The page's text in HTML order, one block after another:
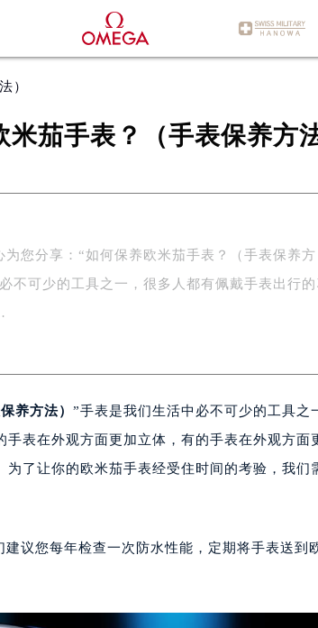
）
米茄手表？（手表保养方
分享：“如何保养欧米茄手表？（手表保养方
不可少的工具之一，很多人都有佩戴手表出行
养方法） ”手表是我们生活中必不可少的工具之
表在外观方面更加立体，有的手表在外观方面
了让你的欧米茄手表经受住时间的考验，我们
议您每年检查一次防水性能，定期将手表送到